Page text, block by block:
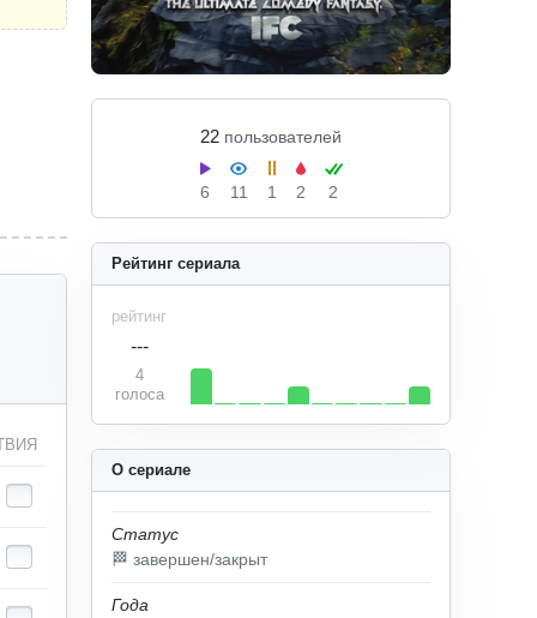
22 пользователей
6 11 1 2 2
О сериале
Статус
🏁 завершен/закрыт
Года
Рейтинг сериала
рейтинг
---
4
голоса